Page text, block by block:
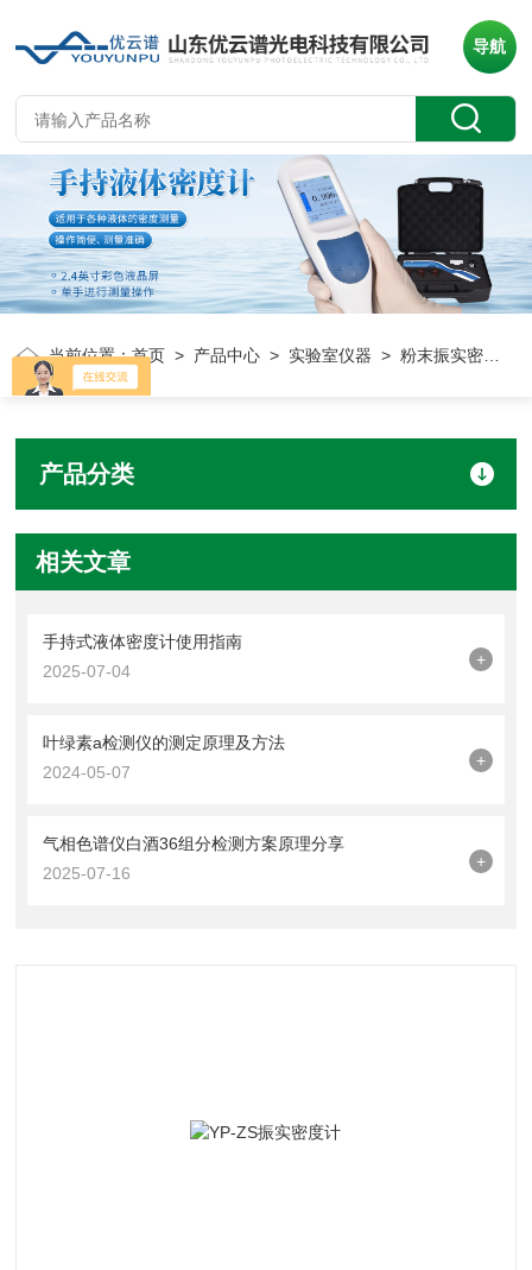
导航
当前位置：首页 > 产品中心 > 实验室仪器 > 粉末振实密度仪
产品分类
相关文章
手持式液体密度计使用指南
2025-07-04
+
叶绿素a检测仪的测定原理及方法
2024-05-07
+
气相色谱仪白酒36组分检测方案原理分享
2025-07-16
+